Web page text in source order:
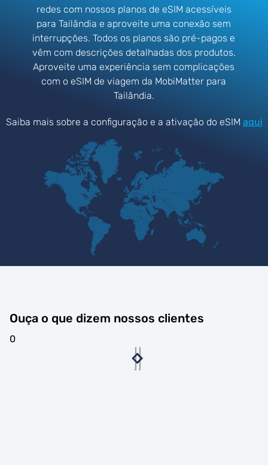
redes com nossos planos de eSIM acessíveis
para Tailândia e aproveite uma conexão sem
interrupções. Todos os planos são pré-pagos e
vêm com descrições detalhadas dos produtos.
Aproveite uma experiência sem complicações
com o eSIM de viagem da MobiMatter para
Tailândia.
Saiba mais sobre a configuração e a ativação do eSIM aqui
Ouça o que dizem nossos clientes
0